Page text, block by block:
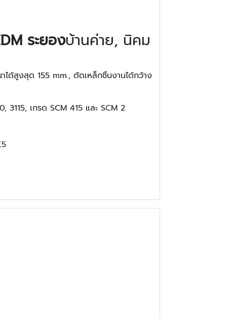
ระยองบ้านค่าย, นิคม
ได้สูงสุด 155 mm., ตัดเหล็กชิ้นงานได้กว้าง
3115, เกรด SCM 415 และ SCM 2